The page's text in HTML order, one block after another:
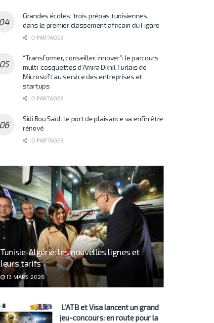
Grandes écoles: trois prépas tunisiennes
dans le premier classement africain du Figaro
0 PARTAGES
“Transformer, conseiller, innover”: le parcours
multi-casquettes d’Amira Dkhil Turlais de
Microsoft au service des entreprises et
startups
0 PARTAGES
Sidi Bou Saïd : le port de plaisance va enfin être
rénové
0 PARTAGES
Tunisie-Algérie: les nouvelles lignes et
leurs tarifs
13 MARS 2026
L’ATB et Visa lancent un grand
jeu-concours: en route pour la